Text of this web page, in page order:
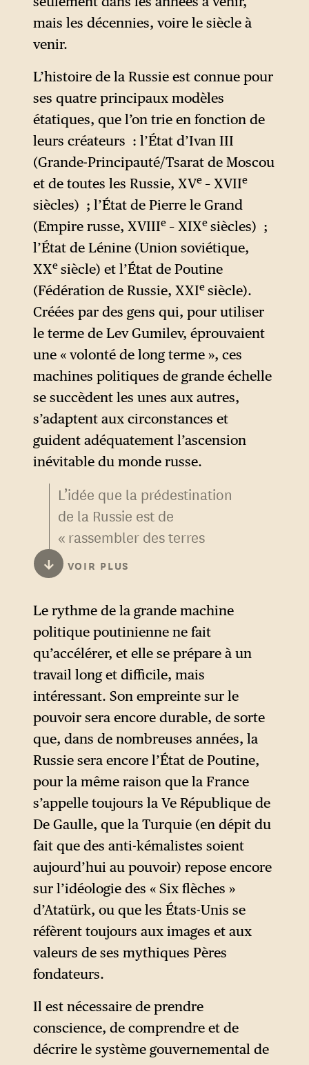
mais les décennies, voire le siècle à
venir.
L’histoire de la Russie est connue pour
ses quatre principaux modèles
étatiques, que l’on trie en fonction de
leurs créateurs : l’État d’Ivan III
(Grande-Principauté/Tsarat de Moscou
et de toutes les Russie, XVe – XVIIe
siècles) ; l’État de Pierre le Grand
(Empire russe, XVIIIe – XIXe siècles) ;
l’État de Lénine (Union soviétique,
XXe siècle) et l’État de Poutine
(Fédération de Russie, XXIe siècle).
Créées par des gens qui, pour utiliser
le terme de Lev Gumilev, éprouvaient
une « volonté de long terme », ces
machines politiques de grande échelle
se succèdent les unes aux autres,
s’adaptent aux circonstances et
guident adéquatement l’ascension
inévitable du monde russe.
L’idée que la prédestination
de la Russie est de
« rassembler des terres
russes » remonte au XIIIe
siècle où il s’agissait de
« réunir » des principautés
russes autour de la Grande-
principauté de Moscou. En
1547, la Moscovie est
transformée en royaume (le
tsarat). Depuis le début du
XVIe siècle, l’expansion russe
dépasse systématiquement
les limites des territoires
peuplés de l’ethnie russe, sans
discontinuer. Cependant, les
historiens contemporains,
comme à l’époque tsariste,
considèrent que l’on ne peut
traiter de colonisation ce
processus d’élargissement car
les tsars obtenaient l’adhésion
des élites locales grâce à la
politique de la carotte et du
bâton. Dans ce passage,
Sourkov clame que la Russie
actuelle doit suivre ce modèle
↓ VOIR PLUS
Le rythme de la grande machine
politique poutinienne ne fait
qu’accélérer, et elle se prépare à un
travail long et difficile, mais
intéressant. Son empreinte sur le
pouvoir sera encore durable, de sorte
que, dans de nombreuses années, la
Russie sera encore l’État de Poutine,
pour la même raison que la France
s’appelle toujours la Ve République de
De Gaulle, que la Turquie (en dépit du
fait que des anti-kémalistes soient
aujourd’hui au pouvoir) repose encore
sur l’idéologie des « Six flèches »
d’Atatürk, ou que les États-Unis se
réfèrent toujours aux images et aux
valeurs de ses mythiques Pères
fondateurs.
Il est nécessaire de prendre
conscience, de comprendre et de
décrire le système gouvernemental de